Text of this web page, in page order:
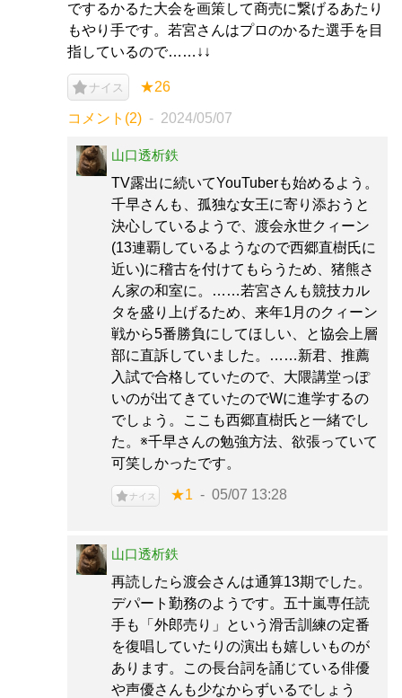
でするかるた大会を画策して商売に繋げるあたり
もやり手です。若宮さんはプロのかるた選手を目
指しているので……↓↓
ナイス ★26
コメント(2) 2024/05/07
山口透析鉄
TV露出に続いてYouTuberも始めるよう。
千早さんも、孤独な女王に寄り添おうと
決心しているようで、渡会永世クィーン
(13連覇しているようなので西郷直樹氏に
近い)に稽古を付けてもらうため、猪熊さ
ん家の和室に。……若宮さんも競技カル
タを盛り上げるため、来年1月のクィーン
戦から5番勝負にしてほしい、と協会上層
部に直訴していました。……新君、推薦
入試で合格していたので、大隈講堂っぽ
いのが出てきていたのでWに進学するの
でしょう。ここも西郷直樹氏と一緒でし
た。※千早さんの勉強方法、欲張っていて
可笑しかったです。
ナイス ★1 05/07 13:28
山口透析鉄
再読したら渡会さんは通算13期でした。
デパート勤務のようです。五十嵐専任読
手も「外郎売り」という滑舌訓練の定番
を復唱していたりの演出も嬉しいものが
あります。この長台詞を誦じている俳優
や声優さんも少なからずいるでしょう